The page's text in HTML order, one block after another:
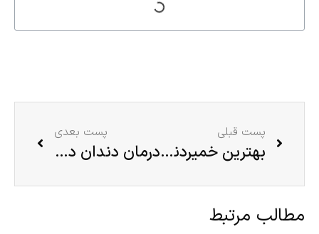
پست قبلی
بهترین خمیردندان خارجی کدام است؟
پست بعدی
درمان دندان درد در بارداری – ۱۰ روش فوری پیشگیری و درمان دندان درد در بارداری
مطالب مرتبط